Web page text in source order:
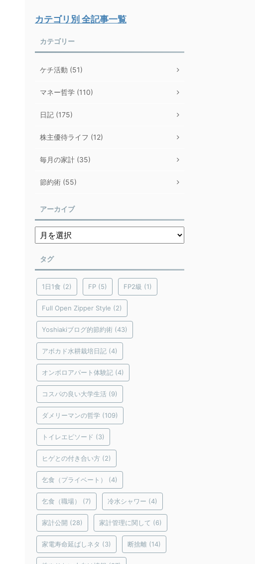
カテゴリ別 全記事一覧
カテゴリー
ケチ活動 (51)
マネー哲学 (110)
日記 (175)
株主優待ライフ (12)
毎月の家計 (35)
節約術 (55)
アーカイブ
タグ
1日1食 (2) FP (5) FP2級 (1)
Full Open Zipper Style (2)
Yoshiakiブログ的節約術 (43)
アボカド水耕栽培日記 (4)
オンボロアパート体験記 (4)
コスパの良い大学生活 (9)
ダメリーマンの哲学 (109)
トイレエピソード (3)
ヒゲとの付き合い方 (2)
乞食（プライベート） (4)
乞食（職場） (7) 冷水シャワー (4)
家計公開 (28) 家計管理に関して (6)
家電寿命延ばしネタ (3) 断捨離 (14)